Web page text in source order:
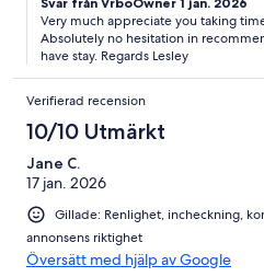
Very much appreciate you taking
Absolutely no hesitation in
have stay. Regards Lesley
Verifierad recension
10/10 Utmärkt
Jane C.
17 jan. 2026
Gillade: Renlighet, incheckning,
annonsens riktighet
Översätt med hjälp av Google